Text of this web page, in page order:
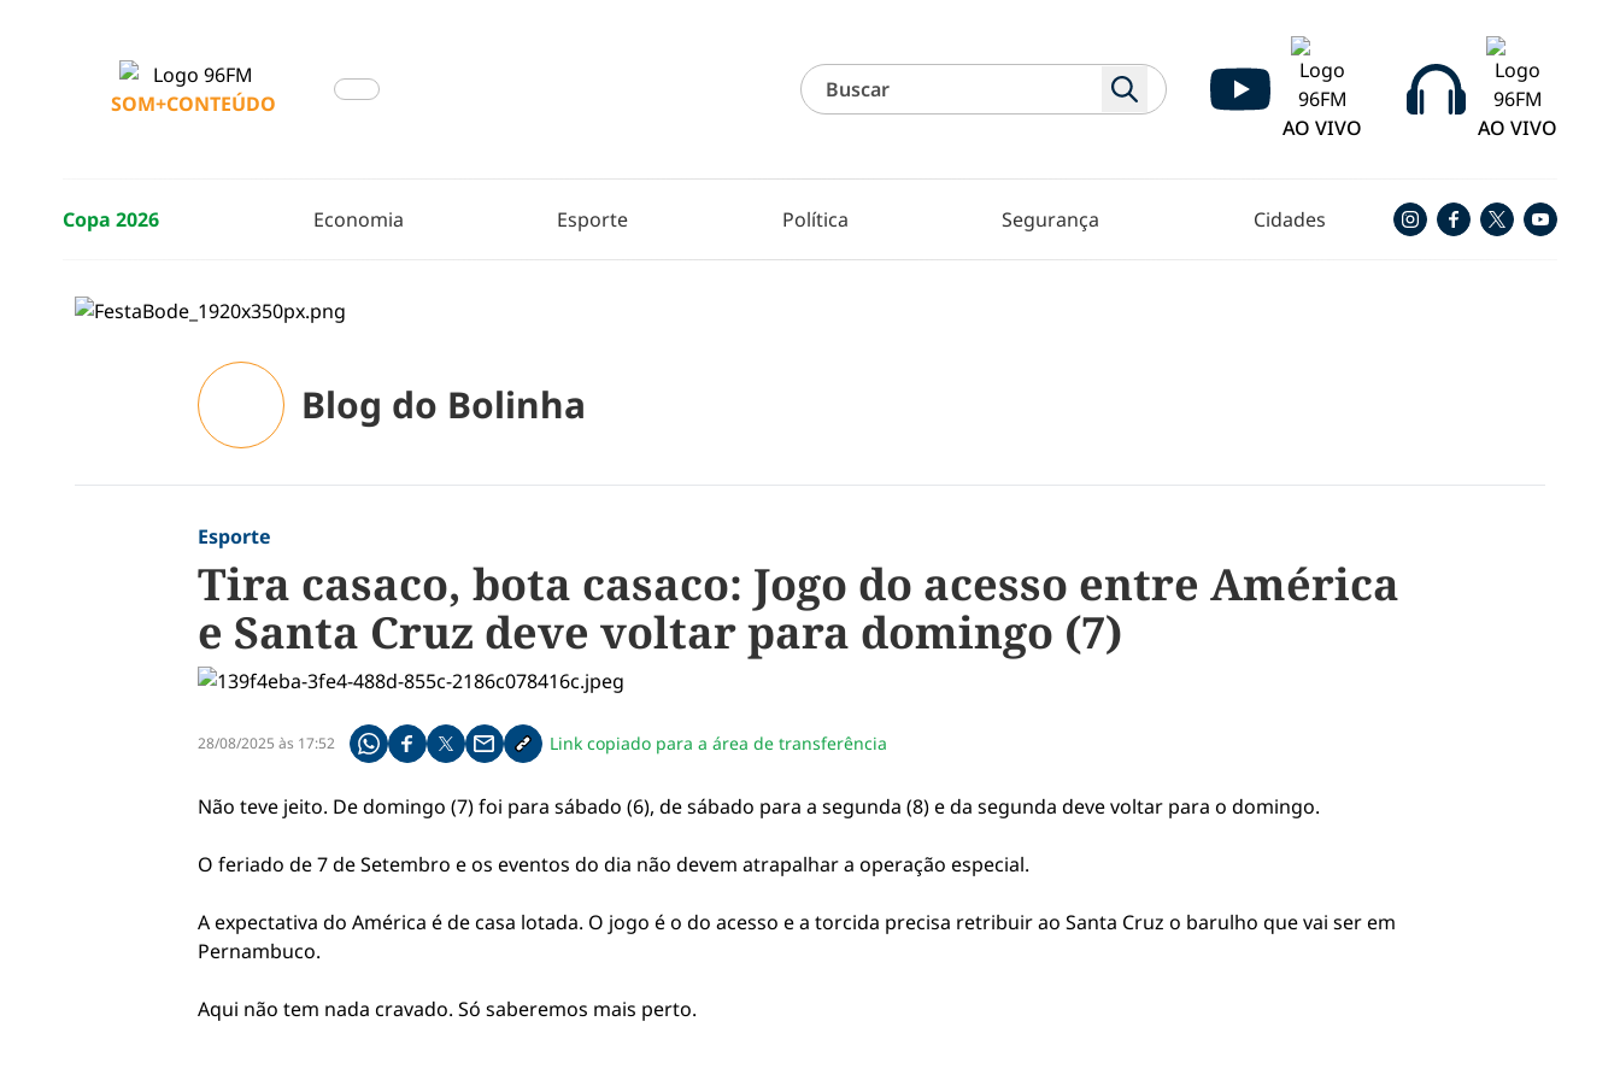
SOM+CONTEÚDO
AO VIVO
AO VIVO
Copa 2026 Economia Esporte Política Segurança Cidades
Blog do Bolinha
Esporte
Tira casaco, bota casaco: Jogo do acesso entre América
e Santa Cruz deve voltar para domingo (7)
28/08/2025 às 17:52 Compartilhe pelo whatsapp
Compartilhar no facebook
Compartilhar no twitter
Compartilhe pelo email
Copiar link da notícia
Link copiado para a área de transferência
Não teve jeito. De domingo (7) foi para sábado (6), de sábado para a segunda (8) e da segunda deve voltar para o domingo.
O feriado de 7 de Setembro e os eventos do dia não devem atrapalhar a operação especial.
A expectativa do América é de casa lotada. O jogo é o do acesso e a torcida precisa retribuir ao Santa Cruz o barulho que vai ser em
Pernambuco.
Aqui não tem nada cravado. Só saberemos mais perto.